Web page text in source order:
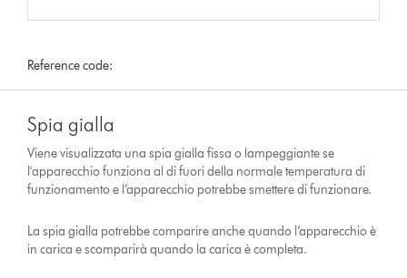
Reference code:
Spia gialla
Viene visualizzata una spia gialla fissa o lampeggiante se
l'apparecchio funziona al di fuori della normale temperatura di
funzionamento e l’apparecchio potrebbe smettere di funzionare.
La spia gialla potrebbe comparire anche quando l’apparecchio è
in carica e scomparirà quando la carica è completa.